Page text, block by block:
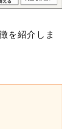
を紹介しま